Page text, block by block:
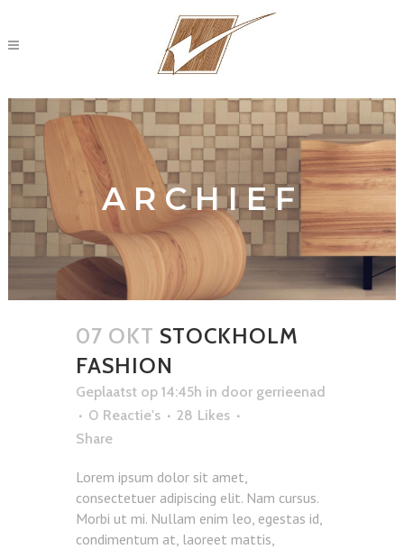
ARCHIEF
07 OKT STOCKHOLM
FASHION
Geplaatst op 14:45h in door gerrieenad
0 Reactie's
28 Likes
Share
Lorem ipsum dolor sit amet,
consectetuer adipiscing elit. Nam cursus.
Morbi ut mi. Nullam enim leo, egestas id,
condimentum at, laoreet mattis,